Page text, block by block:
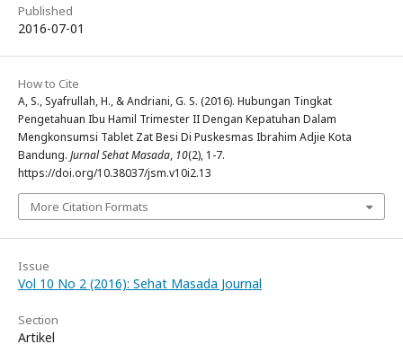
Published
2016-07-01
How to Cite
A, S., Syafrullah, H., & Andriani, G. S. (2016). Hubungan Tingkat
Pengetahuan Ibu Hamil Trimester II Dengan Kepatuhan Dalam
Mengkonsumsi Tablet Zat Besi Di Puskesmas Ibrahim Adjie Kota
Bandung. Jurnal Sehat Masada, 10(2), 1-7.
https://doi.org/10.38037/jsm.v10i2.13
More Citation Formats
Issue
Vol 10 No 2 (2016): Sehat Masada Journal
Section
Artikel